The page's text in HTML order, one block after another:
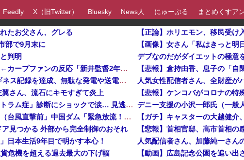
Feedly X（旧Twitter） Bluesky News人 にゅーぷる まとめくすア
たお父さん、グレる
部で9月末に
判明
『広島燃ゆ』と『ヤクルト燃ゆ』を比較←カープファンの反応「新井監督2年目と似ている」他
日産e-power、無給油で1980km走行しギネス記録を達成、無駄な発電や送電ロスなくEVよりエコを証明
さん、流石にキモすぎて炎上
【悲報】倉持由香、息子の「自閉スペクトラム症」診断にショックで涙… 見逃していた乳幼児期のサインとは？
中国「大洪水！」三峡ダム「大雨で増水（台風直撃前」中国ダム「緊急放流！」中国鉄道「列車が走行中に流される」中国避難所「支援物資は有料です」謎の勢力「え」→
見つかる 外部から完全制御のおそれ
日本生活9年目で明かす本心！
危機を超える過去最大の下げ幅
デブなのだがダイエットの極意
人気女性配信者さん、全財産
【動画】広島記念公園を追い